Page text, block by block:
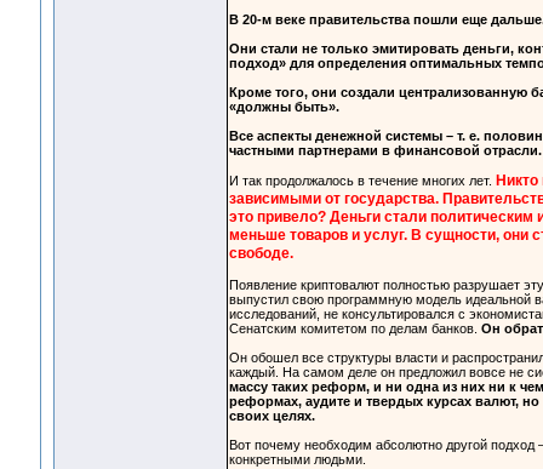
В 20-м веке правительства пошли еще
Они стали не только эмитировать деньги,
подход» для определения оптимальных
Кроме того, они создали централизованную
«должны быть».
Все аспекты денежной системы – т. е.
частными партнерами в финансовой отрасли.
И так продолжалось в течение многих лет.
зависимыми от государства.
это привело? Деньги стали
меньше товаров и услуг. В сущности, они
свободе.
Появление криптовалют полностью разрушает
выпустил свою программную модель идеальной
исследований, не консультировался с
Сенатским комитетом по делам банков. Он
Он обошел все структуры власти и
каждый. На самом деле он предложил вовсе не
массу таких реформ, и ни одна из них ни к
реформах, аудите и твердых курсах валют,
своих целях.
Вот почему необходим абсолютно другой
конкретными людьми.